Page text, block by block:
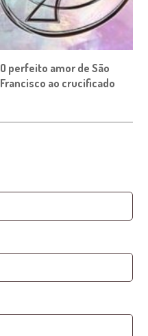
O perfeito amor de São
Francisco ao crucificado